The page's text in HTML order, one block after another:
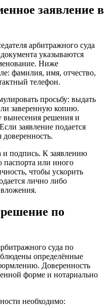
заявление в
арбитражного суда
указываются
Ниже
фамилия, имя, отчество,
телефон.
просьбу: выдать
заверенную копию.
вынесения решения и
заявление подается
доверенность.
и подпись. К заявлению
паспорта или иного
чтобы ускорить
лично либо
по
суда по
определённые
Доверенность
форме и нотариально
необходимо: